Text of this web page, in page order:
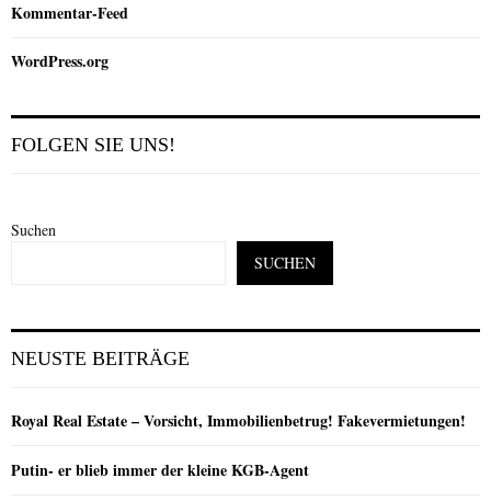
Kommentar-Feed
WordPress.org
FOLGEN SIE UNS!
Suchen
SUCHEN
NEUSTE BEITRÄGE
Royal Real Estate – Vorsicht, Immobilienbetrug! Fakevermietungen!
Putin- er blieb immer der kleine KGB-Agent